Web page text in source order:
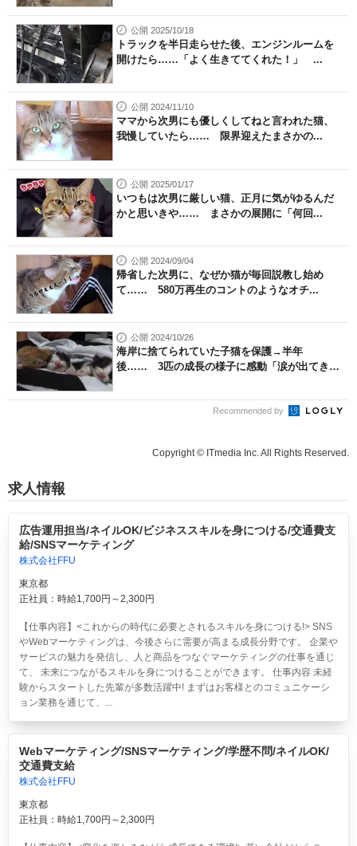
公開 2025/10/18
トラックを半日走らせた後、エンジンルームを
開けたら……「よく生きててくれた！」 ...
公開 2024/11/10
ママから次男にも優しくしてねと言われた猫、
我慢していたら…… 限界迎えたまさかの...
公開 2025/01/17
いつもは次男に厳しい猫、正月に気がゆるんだ
かと思いきや…… まさかの展開に「何回...
公開 2024/09/04
帰省した次男に、なぜか猫が毎回説教し始め
て…… 580万再生のコントのようなオチ...
公開 2024/10/26
海岸に捨てられていた子猫を保護→半年
後…… 3匹の成長の様子に感動「涙が出てき
Recommended by
Copyright © ITmedia Inc. All Rights Reserved.
求人情報
広告運用担当/ネイルOK/ビジネススキルを身につける/交通費支
給/SNSマーケティング
株式会社FFU
東京都
正社員：時給1,700円～2,300円
【仕事内容】<これからの時代に必要とされるスキルを身につける!> SNS
やWebマーケティングは、今後さらに需要が高まる成長分野です。 企業や
サービスの魅力を発信し、人と商品をつなぐマーケティングの仕事を通じ
て、 未来につながるスキルを身につけることができます。 仕事内容 未経
験からスタートした先輩が多数活躍中! まずはお客様とのコミュニケーシ
ョン業務を通じて、...
Webマーケティング/SNSマーケティング/学歴不問/ネイルOK/
交通費支給
株式会社FFU
東京都
正社員：時給1,700円～2,300円